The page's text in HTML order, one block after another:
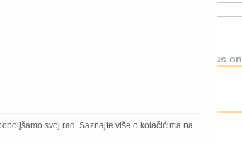
Connect with us
Blog
svoj rad. Saznajte više o kolačićima na